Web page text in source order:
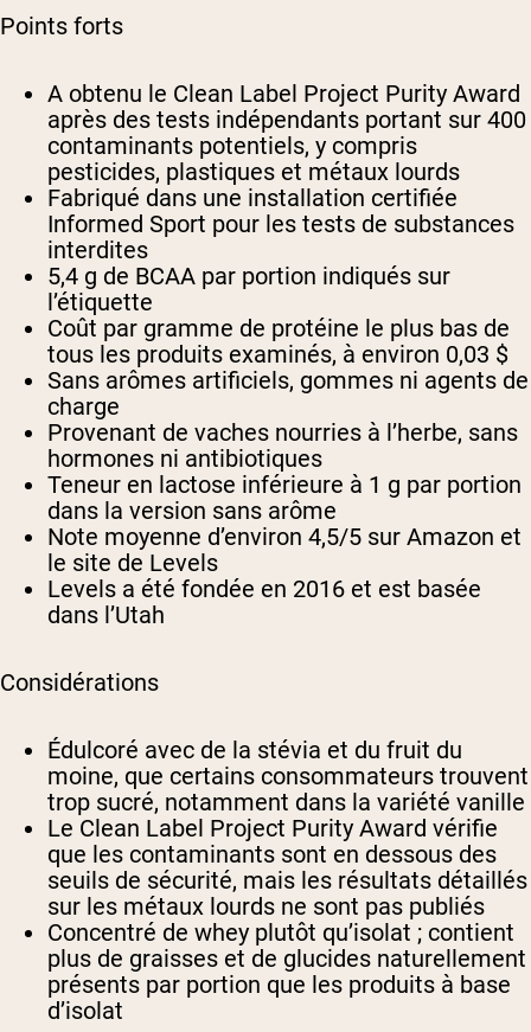
Points forts
A obtenu le Clean Label Project Purity Award
après des tests indépendants portant sur 400
contaminants potentiels, y compris
pesticides, plastiques et métaux lourds
Fabriqué dans une installation certifiée
Informed Sport pour les tests de substances
interdites
5,4 g de BCAA par portion indiqués sur
l’étiquette
Coût par gramme de protéine le plus bas de
tous les produits examinés, à environ 0,03 $
Sans arômes artificiels, gommes ni agents de
charge
Provenant de vaches nourries à l’herbe, sans
hormones ni antibiotiques
Teneur en lactose inférieure à 1 g par portion
dans la version sans arôme
Note moyenne d’environ 4,5/5 sur Amazon et
le site de Levels
Levels a été fondée en 2016 et est basée
dans l’Utah
Considérations
Édulcoré avec de la stévia et du fruit du
moine, que certains consommateurs trouvent
trop sucré, notamment dans la variété vanille
Le Clean Label Project Purity Award vérifie
que les contaminants sont en dessous des
seuils de sécurité, mais les résultats détaillés
sur les métaux lourds ne sont pas publiés
Concentré de whey plutôt qu’isolat ; contient
plus de graisses et de glucides naturellement
présents par portion que les produits à base
d’isolat